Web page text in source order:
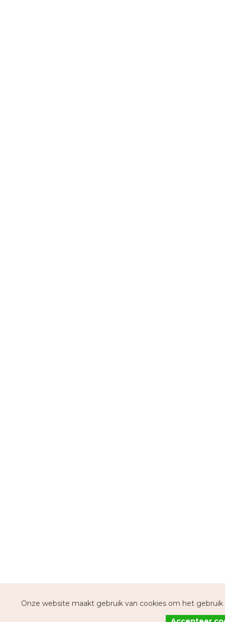
Onze website maakt gebruik van cookies om het